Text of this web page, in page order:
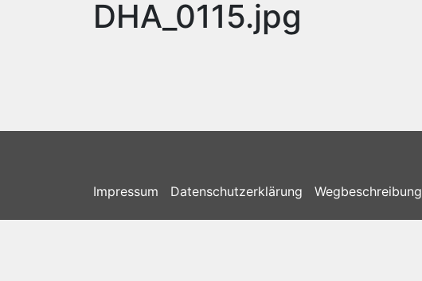
DHA_0115.jpg
Impressum Datenschutzerklärung Wegbeschreibung